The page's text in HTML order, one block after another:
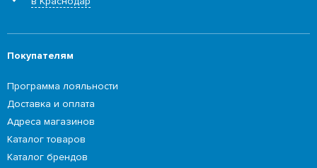
Покупателям
Программа лояльности
Доставка и оплата
Адреса магазинов
Каталог товаров
Каталог брендов